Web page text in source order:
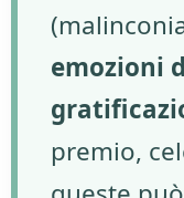
emozioni
premio,